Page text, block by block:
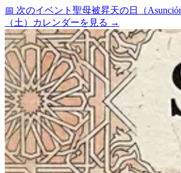
📅 次のイベント 聖母被昇天の日（Asunción
（土）
カレンダーを見る →